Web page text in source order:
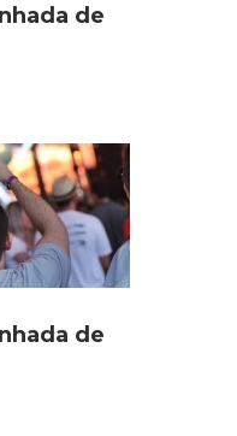
de
de